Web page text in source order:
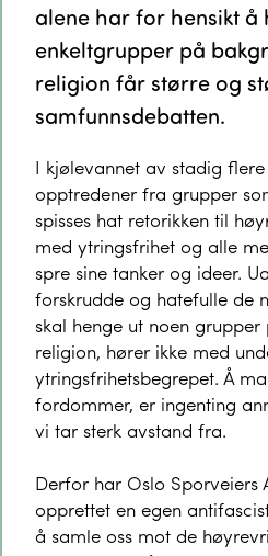
alene har for hensikt å
enkeltgrupper på
religion får større og
samfunnsdebatten.
I kjølevannet av stadig
opptredener fra grupper
spisses hat retorikken til
med ytringsfrihet og alle
spre sine tanker og ideer.
forskrudde og hatefulle de
skal henge ut noen
religion, hører ikke med
ytringsfrihetsbegrepet. Å
fordommer, er ingenting
vi tar sterk avstand fra.
Derfor har Oslo Sporveiers
opprettet en egen
å samle oss mot de